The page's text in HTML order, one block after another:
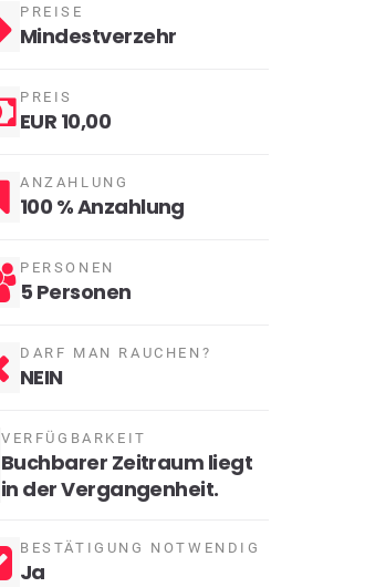
PREISE
Mindestverzehr
PREIS
EUR 10,00
ANZAHLUNG
100 % Anzahlung
PERSONEN
5 Personen
DARF MAN RAUCHEN?
NEIN
VERFÜGBARKEIT
Buchbarer Zeitraum liegt
in der Vergangenheit.
BESTÄTIGUNG NOTWENDIG
Ja